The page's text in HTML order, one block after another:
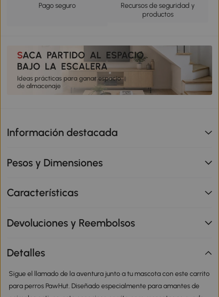
Pago seguro
Recursos de seguridad y
productos
Información destacada
Pesos y Dimensiones
Características
Devoluciones y Reembolsos
Detalles
Sigue el llamado de la aventura junto a tu mascota con este carrito
para perros PawHut. Diseñado especialmente para amantes de